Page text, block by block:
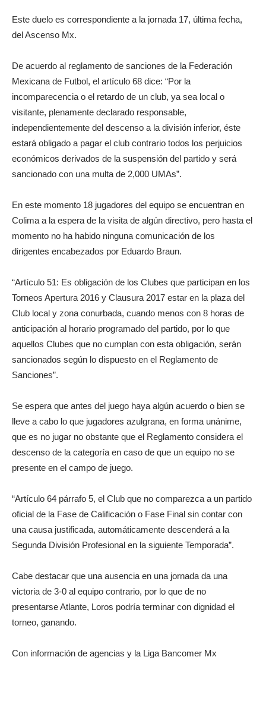
Este duelo es correspondiente a la jornada 17, última fecha,
del Ascenso Mx.
De acuerdo al reglamento de sanciones de la Federación
Mexicana de Futbol, el artículo 68 dice: “Por la
incomparecencia o el retardo de un club, ya sea local o
visitante, plenamente declarado responsable,
independientemente del descenso a la división inferior, éste
estará obligado a pagar el club contrario todos los perjuicios
económicos derivados de la suspensión del partido y será
sancionado con una multa de 2,000 UMAs”.
En este momento 18 jugadores del equipo se encuentran en
Colima a la espera de la visita de algún directivo, pero hasta el
momento no ha habido ninguna comunicación de los
dirigentes encabezados por Eduardo Braun.
“Artículo 51: Es obligación de los Clubes que participan en los
Torneos Apertura 2016 y Clausura 2017 estar en la plaza del
Club local y zona conurbada, cuando menos con 8 horas de
anticipación al horario programado del partido, por lo que
aquellos Clubes que no cumplan con esta obligación, serán
sancionados según lo dispuesto en el Reglamento de
Sanciones”.
Se espera que antes del juego haya algún acuerdo o bien se
lleve a cabo lo que jugadores azulgrana, en forma unánime,
que es no jugar no obstante que el Reglamento considera el
descenso de la categoría en caso de que un equipo no se
presente en el campo de juego.
“Artículo 64 párrafo 5, el Club que no comparezca a un partido
oficial de la Fase de Calificación o Fase Final sin contar con
una causa justificada, automáticamente descenderá a la
Segunda División Profesional en la siguiente Temporada”.
Cabe destacar que una ausencia en una jornada da una
victoria de 3-0 al equipo contrario, por lo que de no
presentarse Atlante, Loros podría terminar con dignidad el
torneo, ganando.
Con información de agencias y la Liga Bancomer Mx